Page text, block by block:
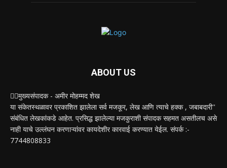
ABOUT US
✍🏻मुख्यसंपादक - अमीर मोहम्मद शेख
या संकेतस्थळावर प्रकाशित झालेला सर्व मजकूर, लेख आणि त्याचे हक्क , जबाबदारी''
संबंधित लेखकांकडे आहेत. प्रसिद्ध झालेल्या मजकुराशी संपादक सहमत असतीलच असे
नाही याचे उल्लंघन करणाऱ्यांवर कायदेशीर कारवाई करण्यात येईल. संपर्क :-
7744808833